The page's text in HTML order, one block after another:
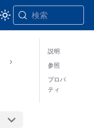
検索
説明
参照
プロパ
ティ